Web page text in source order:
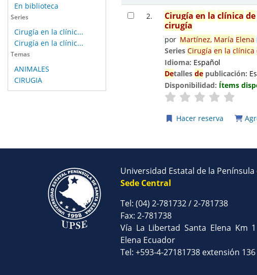
En biblioteca
Series
Cirugía en la clínic...
Cirugía en la clínic...
Temas
ANIMALES
CIRUGIA
2. Cirugía en la clínica de
cirugía
por Martínez, María Elena
Series Cirugía en la clínica
Idioma: Español
Detalles de publicación:
Disponibilidad: Ítems
Hacer reserva
Páginas
Universidad Estatal de la Península
Sede Central
Tel: (04) 2-781732 / 2-781738
Fax: 2-781738
Vía La Libertad Santa Elena Km
Elena Ecuador
Tel: +593-4-27181738 extensión 136